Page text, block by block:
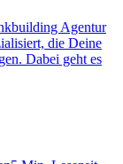
Agentur
die Deine
Dabei geht es